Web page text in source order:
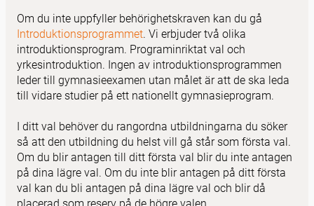
Om du inte uppfyller behörighetskraven kan du gå
Introduktionsprogrammet. Vi erbjuder två olika
introduktionsprogram. Programinriktat val och
yrkesintroduktion. Ingen av introduktionsprogrammen
leder till gymnasieexamen utan målet är att de ska leda
till vidare studier på ett nationellt gymnasieprogram.
I ditt val behöver du rangordna utbildningarna du söker
så att den utbildning du helst vill gå står som första val.
Om du blir antagen till ditt första val blir du inte antagen
på dina lägre val. Om du inte blir antagen på ditt första
val kan du bli antagen på dina lägre val och blir då